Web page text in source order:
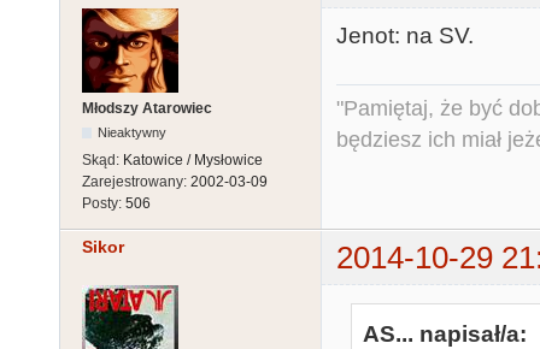
Młodszy Atarowiec
Nieaktywny
Skąd: Katowice / Mysłowice
Zarejestrowany: 2002-03-09
Posty: 506
Jenot: na SV.
"Pamiętaj, że być
będziesz ich miał
Sikor 2014-10-29
AS... napisał/a: